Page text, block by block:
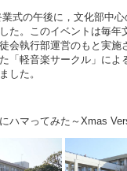
式の午後に，文化部中
た。このイベントは毎年
会執行部運営のもと実施
「軽音楽サークル」によ
した。
ハマってみた～Xmas